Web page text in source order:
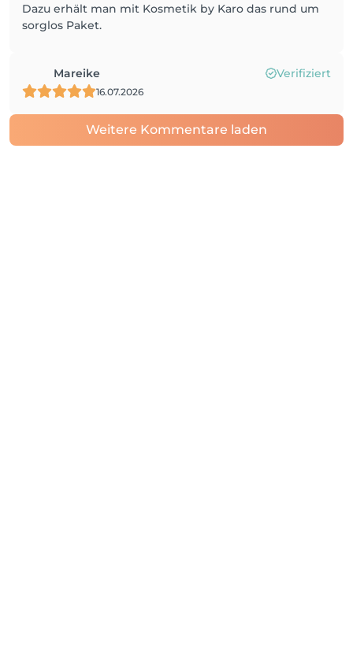
Dazu erhält man mit Kosmetik by Karo das rund um
sorglos Paket.
Mareike Verifiziert
16.07.2026
Weitere Kommentare laden